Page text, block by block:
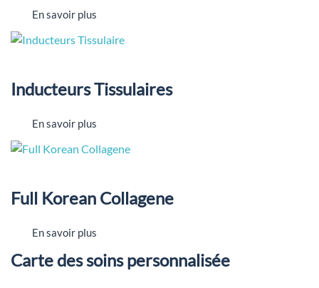
En savoir plus
Inducteurs Tissulaires
En savoir plus
Full Korean Collagene
En savoir plus
Carte des soins personnalisée